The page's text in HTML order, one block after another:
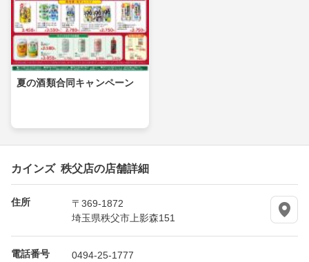
夏の酒類合同キャンペーン
カインズ 秩父店の店舗詳細
住所
〒369-1872
埼玉県秩父市上影森151
電話番号 0494-25-1777